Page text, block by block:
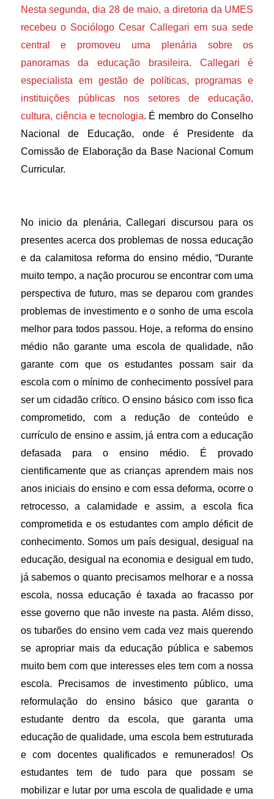
Nesta segunda, dia 28 de maio, a diretoria da UMES
recebeu o Sociólogo Cesar Callegari em sua sede
central e promoveu uma plenária sobre os
panoramas da educação brasileira. Callegari é
especialista em gestão de políticas, programas e
instituições públicas nos setores de educação,
cultura, ciência e tecnologia.É membro do Conselho
Nacional de Educação, onde é Presidente da
Comissão de Elaboração da Base Nacional Comum
Curricular.
No inicio da plenária, Callegari discursou para os
presentes acerca dos problemas de nossa educação
e da calamitosa reforma do ensino médio, “Durante
muito tempo, a nação procurou se encontrar com uma
perspectiva de futuro, mas se deparou com grandes
problemas de investimento e o sonho de uma escola
melhor para todos passou. Hoje, a reforma do ensino
médio não garante uma escola de qualidade, não
garante com que os estudantes possam sair da
escola com o mínimo de conhecimento possível para
ser um cidadão crítico. O ensino básico com isso fica
comprometido, com a redução de conteúdo e
currículo de ensino e assim, já entra com a educação
defasada para o ensino médio. É provado
cientificamente que as crianças aprendem mais nos
anos iniciais do ensino e com essa deforma, ocorre o
retrocesso, a calamidade e assim, a escola fica
comprometida e os estudantes com amplo déficit de
conhecimento. Somos um país desigual, desigual na
educação, desigual na economia e desigual em tudo,
já sabemos o quanto precisamos melhorar e a nossa
escola, nossa educação é taxada ao fracasso por
esse governo que não investe na pasta. Além disso,
os tubarões do ensino vem cada vez mais querendo
se apropriar mais da educação pública e sabemos
muito bem com que interesses eles tem com a nossa
escola. Precisamos de investimento público, uma
reformulação do ensino básico que garanta o
estudante dentro da escola, que garanta uma
educação de qualidade, uma escola bem estruturada
e com docentes qualificados e remunerados! Os
estudantes tem de tudo para que possam se
mobilizar e lutar por uma escola de qualidade e uma